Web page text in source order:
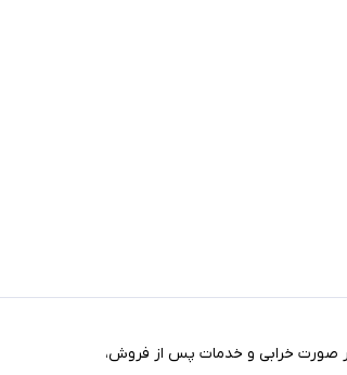
کالاهای استوک خدمت شما هستیم. همراه با 7 روز مهلت تست در صورت خرابی و خدمات پس از فروش،